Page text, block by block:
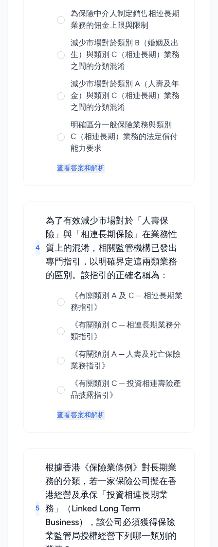
為保險中介人制定銷售相連長期
業務的佣金上限與限制
減少市場對於類別 B（婚姻及出
生）與類別 C（相連長期）業務
之間的分類混淆
減少市場對於類別 A（人壽及年
金）與類別 C（相連長期）業務
之間的分類混淆
明確區分一般保險業務與類別
C（相連長期）業務的法定償付
能力要求
查看答案和解析
4
為了有效減少市場對於「人壽保
險」與「相連長期保險」在業務性
質上的混淆，相關監管機構已發出
專門指引，以明確界定這兩類業務
的區別。該指引的正確名稱為：
《有關類別 A 及 C ─ 相連長期業
務指引》
《有關類別 C ─ 相連長期業務分
類指引》
《有關類別 A ─ 人壽及死亡保險
業務指引》
《有關類別 C ─ 投資相連壽險產
品披露指引》
查看答案和解析
5
根據香港《保險業條例》對長期業
務的分類，若一家保險公司擬在香
港經營及承保「投資相連長期業
務」（Linked Long Term
Business），該公司必須獲得保險
業監管局授權經營下列哪一類別的